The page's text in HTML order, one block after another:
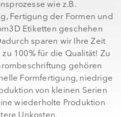
wie z.B.
Fertigung der Formen und
Etiketten geschehen
sparen wir Ihre Zeit
100% für die Qualität! Zu
gehören
Formfertigung, niedrige
von kleinen Serien
wiederholte Produktion
Unkosten.